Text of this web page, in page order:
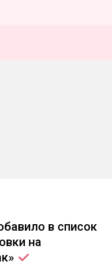
в список
на